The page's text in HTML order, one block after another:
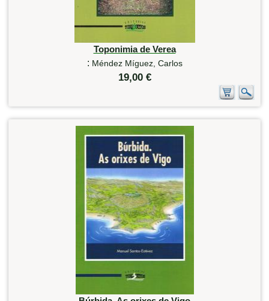
Toponimia de Verea
: Méndez Míguez, Carlos
19,00 €